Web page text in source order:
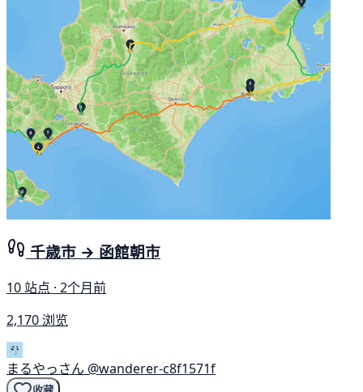
千歳市 → 函館朝市
10 站点 · 2个月前
2,170 浏览
まるやっさん @wanderer-c8f1571f